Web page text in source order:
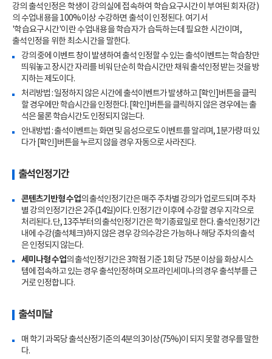
강의 출석인정은 학생이 강의실에 접속하여 학습요구시간이 부여된 회자(강)
의 수업내용을 100%이상 수강하면 출석이 인정된다. 여기서
'학습요구시간'이란 수업내용을 학습자가 습득하는데 필요한 시간이며,
출석인정을 위한 최소시간을 말한다.
강의 중에 이벤트 창이 발생하여 출석 인정할 수 있는 출석이벤트는 학습창만
띄워놓고 장시간 자리를 비워 단순히 학습시간만 채워 출석인정 받는 것을 방
지하는 제도이다.
처리방법 : 일정하지 않은 시간에 출석이벤트가 발생하고 [확인]버튼을 클릭
할 경우에만 학습시간을 인정한다. [확인]버튼을 클릭하지 않은 경우에는 출
석은 물론 학습시간도 인정되지 않는다.
안내방법 : 출석이벤트는 화면 및 음성으로도 이벤트를 알리며, 1분가량 떠 있
다가 [확인]버튼을 누르지 않을 경우 자동으로 사라진다.
출석인정기간
콘텐츠기반형 수업의 출석인정기간은 매주 주차별 강의가 업로드되며 주차
별 강의 인정기간은 2주(14일)이다. 인정기간 이후에 수강할 경우 지각으로
처리된다. 단, 13주부터의 출석인정기간은 학기종료일로 한다. 출석인정기간
내에 수강(출석체크)하지 않은 경우 강의수강은 가능하나 해당 주차의 출석
은 인정되지 않는다.
세미나형 수업의 출석인정기간은 3학점 기준 1회 당 75분 이상을 화상시스
템에 접속하고 있는 경우 출석인정하며 오프라인세미나의 경우 출석부를 근
거로 인정합니다.
출석미달
매 학기 과목당 출석산정기준의 4분의 3이상(75%)이 되지 못할 경우를 말한
다.